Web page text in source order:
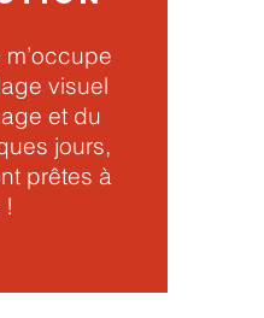
visuel
et du
jours,
prêtes à